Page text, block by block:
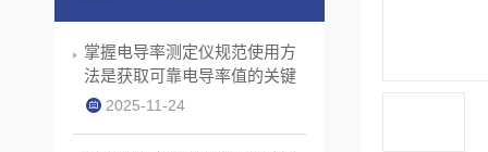
掌握电导率测定仪规范使用方
法是获取可靠电导率值的关键
2025-11-24